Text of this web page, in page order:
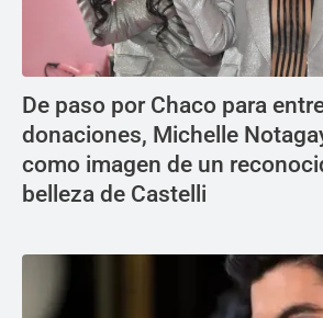
De paso por Chaco para
donaciones, Michelle
como imagen de un
belleza de Castelli